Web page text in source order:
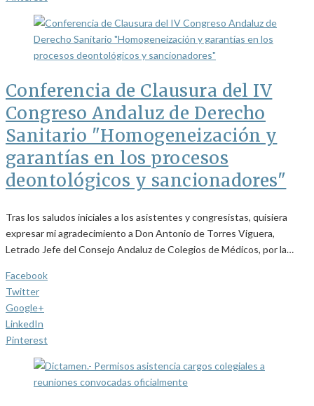
Conferencia de Clausura del IV
Congreso Andaluz de Derecho
Sanitario "Homogeneización y
garantías en los procesos
deontológicos y sancionadores"
Tras los saludos iniciales a los asistentes y congresistas, quisiera
expresar mi agradecimiento a Don Antonio de Torres Viguera,
Letrado Jefe del Consejo Andaluz de Colegios de Médicos, por la…
Facebook
Twitter
Google+
LinkedIn
Pinterest